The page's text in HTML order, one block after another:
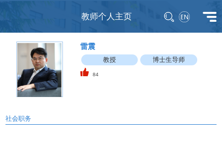
教师个人主页
雷震
教授 博士生导师
84
社会职务